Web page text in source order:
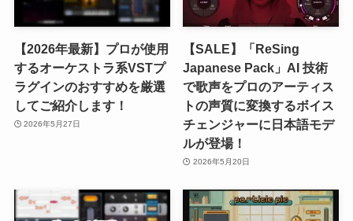
【2026年最新】プロが使用
するオーケストラ系VSTプ
ラグインのおすすめを厳選
してご紹介します！
2026年5月27日
【SALE】「ReSing
Japanese Pack」AI 技術
で歌声をプロのアーティス
トの声質に変換するボイス
チェンジャーに日本語モデ
ルが登場！
2026年5月20日